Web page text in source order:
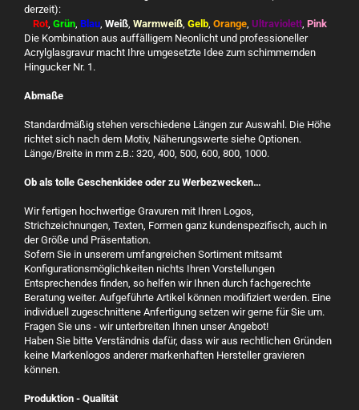
derzeit):
Rot, Grün, Blau, Weiß, Warmweiß, Gelb, Orange, Ultraviolett, Pink
Die Kombination aus auffälligem Neonlicht und professioneller
Acrylglasgravur macht Ihre umgesetzte Idee zum schimmernden
Hingucker Nr. 1.
Abmaße
Standardmäßig stehen verschiedene Längen zur Auswahl. Die Höhe
richtet sich nach dem Motiv, Näherungswerte siehe Optionen.
Länge/Breite in mm z.B.: 320, 400, 500, 600, 800, 1000.
Ob als tolle Geschenkidee oder zu Werbezwecken…
Wir fertigen hochwertige Gravuren mit Ihren Logos,
Strichzeichnungen, Texten, Formen ganz kundenspezifisch, auch in
der Größe und Präsentation.
Sofern Sie in unserem umfangreichen Sortiment mitsamt
Konfigurationsmöglichkeiten nichts Ihren Vorstellungen
Entsprechendes finden, so helfen wir Ihnen durch fachgerechte
Beratung weiter. Aufgeführte Artikel können modifiziert werden. Eine
individuell zugeschnittene Anfertigung setzen wir gerne für Sie um.
Fragen Sie uns - wir unterbreiten Ihnen unser Angebot!
Haben Sie bitte Verständnis dafür, dass wir aus rechtlichen Gründen
keine Markenlogos anderer markenhaften Hersteller gravieren
können.
Produktion - Qualität